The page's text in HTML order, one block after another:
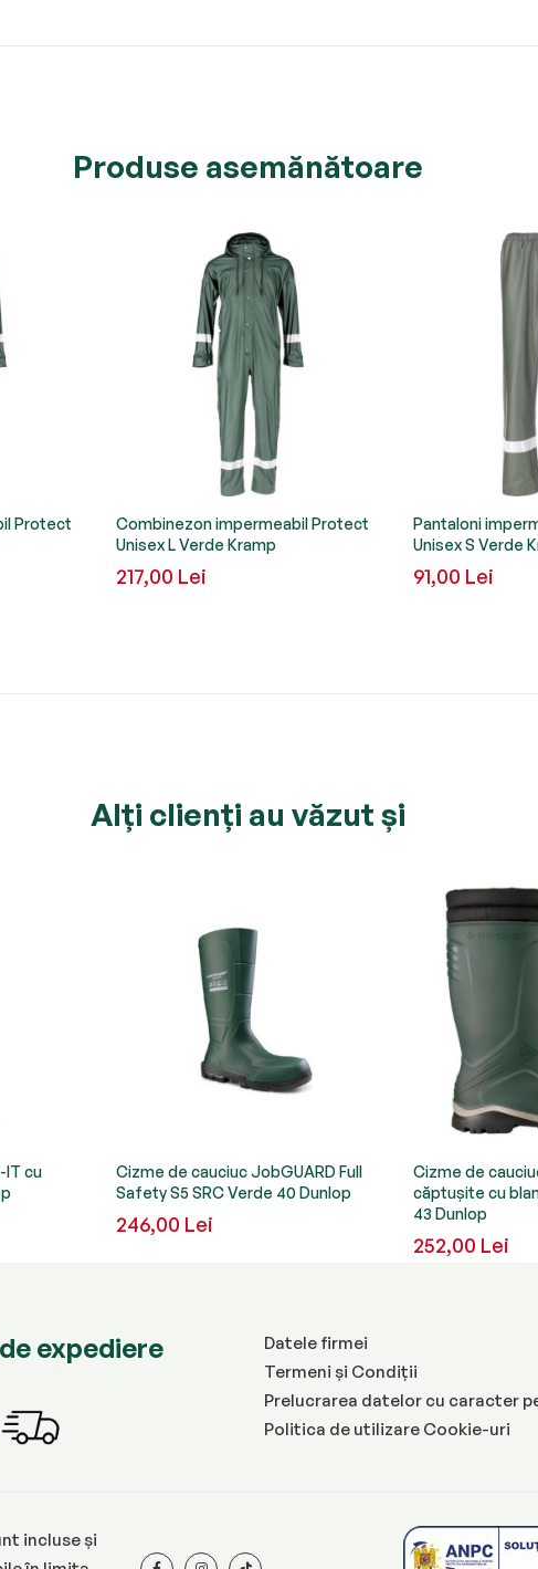
Produse asemănătoare
Protect
Combinezon impermeabil Protect
Unisex L Verde Kramp
217,00 Lei
Pantaloni
Unisex S Verde
91,00 Lei
Alți clienți au văzut și
IT cu
Cizme de cauciuc JobGUARD Full
Safety S5 SRC Verde 40 Dunlop
246,00 Lei
Cizme de
căptușite cu
43 Dunlop
252,00 Lei
expediere
Datele firmei
Termeni și Condiții
Prelucrarea datelor cu caracter
Politica de utilizare Cookie-uri
incluse și